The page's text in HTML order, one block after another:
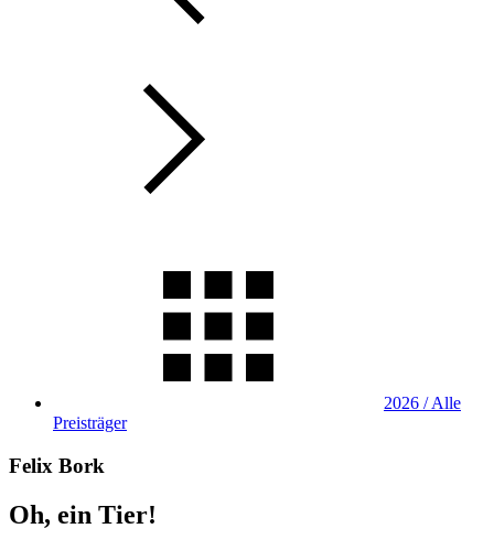
2026 / Alle
Preisträger
Felix Bork
Oh, ein Tier!